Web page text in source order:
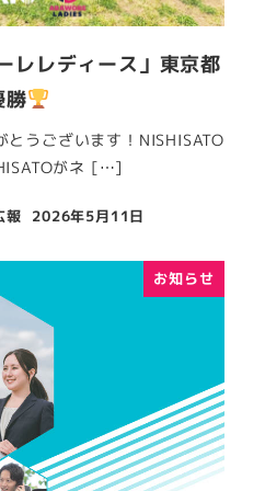
レレディース」東京都
勝
とうございます！NISHISATO
がネ […]
報 2026年5月11日
お知らせ